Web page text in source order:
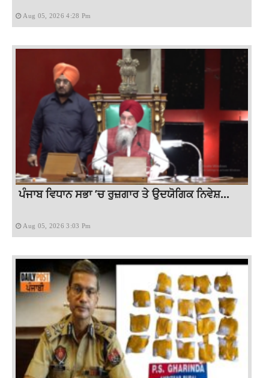
Aug 05, 2026 4:28 Pm
ਪੰਜਾਬ ਵਿਧਾਨ ਸਭਾ ’ਚ ਰੁਜ਼ਗਾਰ ਤੇ ਉਦਯੋਗਿਕ ਨਿਵੇਸ਼...
Aug 05, 2026 3:03 Pm